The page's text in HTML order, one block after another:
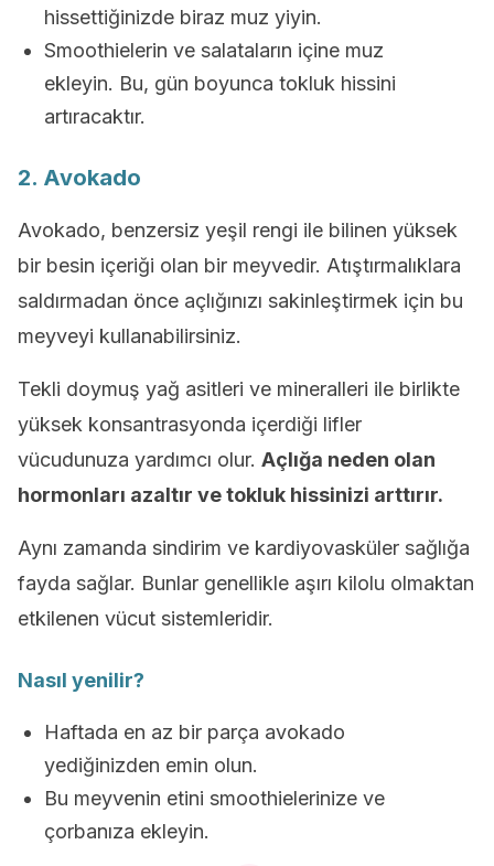
hissettiğinizde biraz muz yiyin.
Smoothielerin ve salataların içine muz
ekleyin. Bu, gün boyunca tokluk hissini
artıracaktır.
2. Avokado
Avokado, benzersiz yeşil rengi ile bilinen yüksek
bir besin içeriği olan bir meyvedir. Atıştırmalıklara
saldırmadan önce açlığınızı sakinleştirmek için bu
meyveyi kullanabilirsiniz.
Tekli doymuş yağ asitleri ve mineralleri ile birlikte
yüksek konsantrasyonda içerdiği lifler
vücudunuza yardımcı olur. Açlığa neden olan
hormonları azaltır ve tokluk hissinizi arttırır.
Aynı zamanda sindirim ve kardiyovasküler sağlığa
fayda sağlar. Bunlar genellikle aşırı kilolu olmaktan
etkilenen vücut sistemleridir.
Nasıl yenilir?
Haftada en az bir parça avokado
yediğinizden emin olun.
Bu meyvenin etini smoothielerinize ve
çorbanıza ekleyin.